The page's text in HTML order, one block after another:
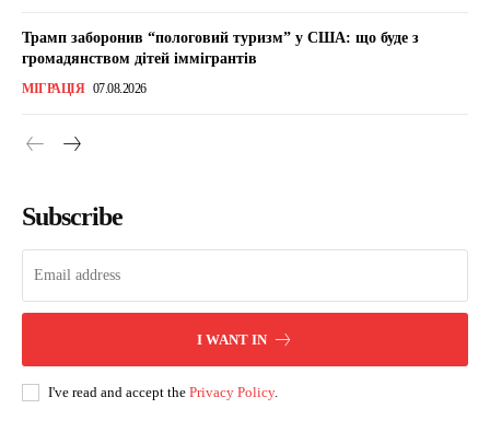
Трамп заборонив “пологовий туризм” у США: що буде з
громадянством дітей іммігрантів
МІГРАЦІЯ 07.08.2026
Subscribe
I WANT IN
I've read and accept the Privacy Policy.